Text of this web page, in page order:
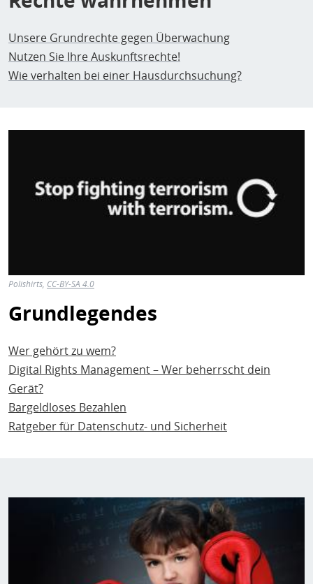
Unsere Grundrechte gegen Überwachung
Nutzen Sie Ihre Auskunftsrechte!
Wie verhalten bei einer Hausdurchsuchung?
Polishirts, CC-BY-SA 4.0
Grundlegendes
Wer gehört zu wem?
Digital Rights Management – Wer beherrscht dein
Gerät?
Bargeldloses Bezahlen
Ratgeber für Datenschutz- und Sicherheit